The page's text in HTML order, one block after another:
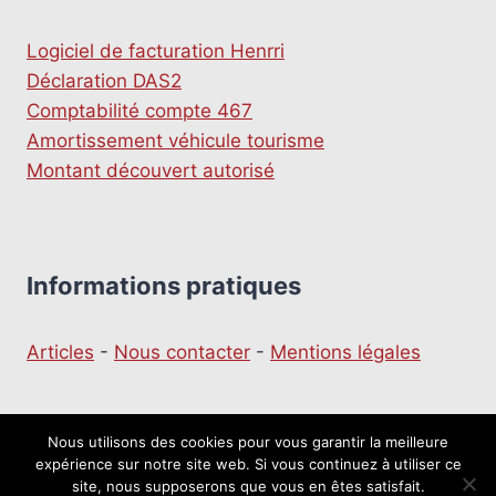
Logiciel de facturation Henrri
Déclaration DAS2
Comptabilité compte 467
Amortissement véhicule tourisme
Montant découvert autorisé
Informations pratiques
Articles - Nous contacter - Mentions légales
© 2026 Le moulin du Business
Nous utilisons des cookies pour vous garantir la meilleure
expérience sur notre site web. Si vous continuez à utiliser ce
site, nous supposerons que vous en êtes satisfait.